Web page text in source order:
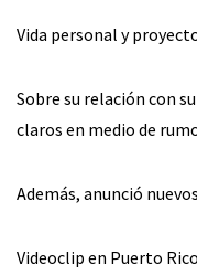
Vida personal y
Sobre su relación con
claros en medio de
Además, anunció
Videoclip en Puerto Rico